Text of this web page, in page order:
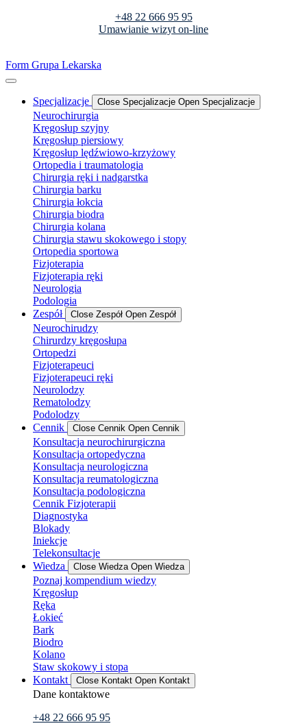
+48 22 666 95 95
Umawianie wizyt on-line
Form Grupa Lekarska
Specjalizacje Close Specjalizacje Open Specjalizacje
Neurochirurgia
Kręgosłup szyjny
Kręgosłup piersiowy
Kręgosłup lędźwiowo-krzyżowy
Ortopedia i traumatologia
Chirurgia ręki i nadgarstka
Chirurgia barku
Chirurgia łokcia
Chirurgia biodra
Chirurgia kolana
Chirurgia stawu skokowego i stopy
Ortopedia sportowa
Fizjoterapia
Fizjoterapia ręki
Neurologia
Podologia
Zespół
Close Zespół Open Zespół
Neurochirudzy
Chirurdzy kręgosłupa
Ortopedzi
Fizjoterapeuci
Fizjoterapeuci ręki
Neurolodzy
Rematolodzy
Podolodzy
Cennik
Close Cennik Open Cennik
Konsultacja neurochirurgiczna
Konsultacja ortopedyczna
Konsultacja neurologiczna
Konsultacja reumatologiczna
Konsultacja podologiczna
Cennik Fizjoterapii
Diagnostyka
Blokady
Iniekcje
Telekonsultacje
Wiedza
Close Wiedza Open Wiedza
Poznaj kompendium wiedzy
Kręgosłup
Ręka
Łokieć
Bark
Biodro
Kolano
Staw skokowy i stopa
Kontakt
Close Kontakt Open Kontakt
Dane kontaktowe
+48 22 666 95 95